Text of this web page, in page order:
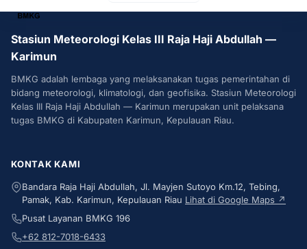
Stasiun Meteorologi Kelas III Raja Haji Abdullah —
Karimun
BMKG adalah lembaga yang melaksanakan tugas pemerintahan di
bidang meteorologi, klimatologi, dan geofisika. Stasiun Meteorologi
Kelas III Raja Haji Abdullah — Karimun merupakan unit pelaksana
tugas BMKG di Kabupaten Karimun, Kepulauan Riau.
KONTAK KAMI
Bandara Raja Haji Abdullah, Jl. Mayjen Sutoyo Km.12, Tebing,
Pamak, Kab. Karimun, Kepulauan Riau Lihat di Google Maps ↗
Pusat Layanan BMKG 196
+62 812-7018-6433